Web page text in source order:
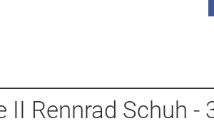
II Rennrad Schuh -